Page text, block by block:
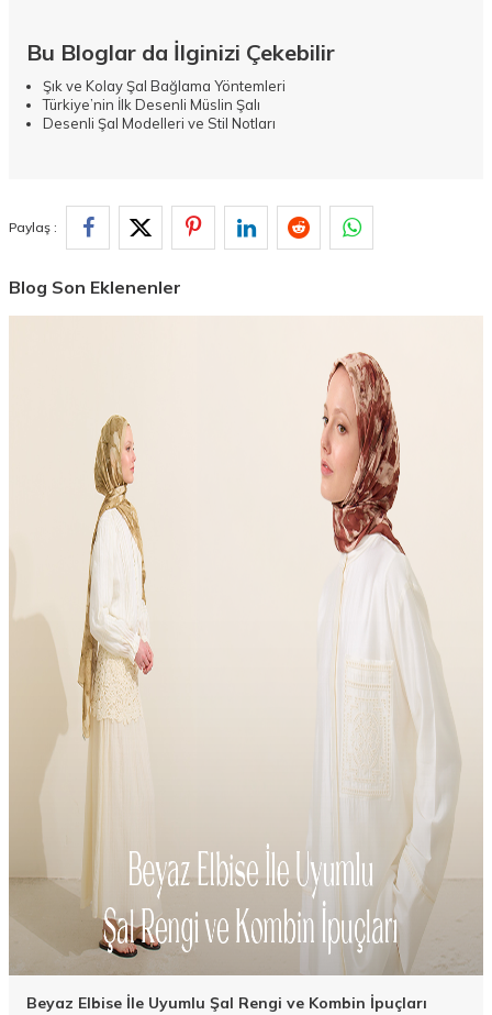
Bu Bloglar da İlginizi Çekebilir
Şık ve Kolay Şal Bağlama Yöntemleri
Türkiye’nin İlk Desenli Müslin Şalı
Desenli Şal Modelleri ve Stil Notları
Paylaş :
Blog Son Eklenenler
Beyaz Elbise İle Uyumlu Şal Rengi ve Kombin İpuçları